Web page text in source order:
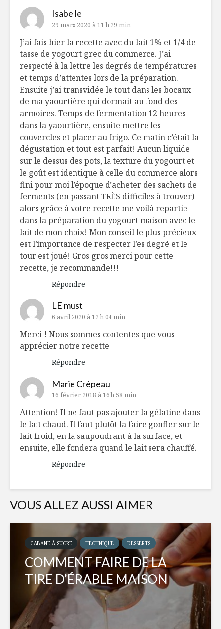
Isabelle
29 mars 2020 à 11 h 29 min
J’ai fais hier la recette avec du lait 1% et 1/4 de
tasse de yogourt grec du commerce. J’ai
respecté à la lettre les degrés de températures
et temps d’attentes lors de la préparation.
Ensuite j’ai transvidée le tout dans les bocaux
de ma yaourtière qui dormait au fond des
armoires. Temps de fermentation 12 heures
dans la yaourtière, ensuite mettre les
couvercles et placer au frigo. Ce matin c’était la
dégustation et tout est parfait! Aucun liquide
sur le dessus des pots, la texture du yogourt et
le goût est identique à celle du commerce alors
fini pour moi l’époque d’acheter des sachets de
ferments (en passant TRÈS difficiles à trouver)
alors grâce à votre recette me voilà repartie
dans la préparation du yogourt maison avec le
lait de mon choix! Mon conseil le plus précieux
est l’importance de respecter l’es degré et le
tour est joué! Gros gros merci pour cette
recette, je recommande!!!
Répondre
LE must
6 avril 2020 à 12 h 04 min
Merci ! Nous sommes contentes que vous
apprécier notre recette.
Répondre
Marie Crépeau
16 février 2018 à 16 h 58 min
Attention! Il ne faut pas ajouter la gélatine dans
le lait chaud. Il faut plutôt la faire gonfler sur le
lait froid, en la saupoudrant à la surface, et
ensuite, elle fondera quand le lait sera chauffé.
Répondre
VOUS ALLEZ AUSSI AIMER
CABANE À SUCRE TECHNIQUE DESSERTS
COMMENT FAIRE DE LA
TIRE D’ÉRABLE MAISON